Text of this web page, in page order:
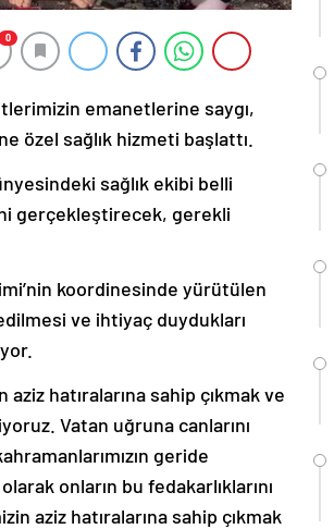
0
emanetlerine saygı,
özel sağlık hizmeti başlattı.
sağlık ekibi belli
gerçekleştirecek, gerekli
koordinesinde yürütülen
ve ihtiyaç duydukları
hatıralarına sahip çıkmak ve
Vatan uğruna canlarını
geride
onların bu fedakarlıklarını
aziz hatıralarına sahip çıkmak